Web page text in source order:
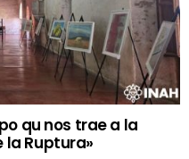
qu nos trae a la
la Ruptura»